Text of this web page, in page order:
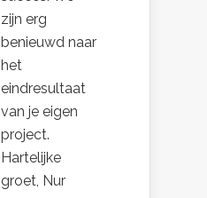
zijn erg
benieuwd naar
het
eindresultaat
van je eigen
project.
Hartelijke
groet, Nur